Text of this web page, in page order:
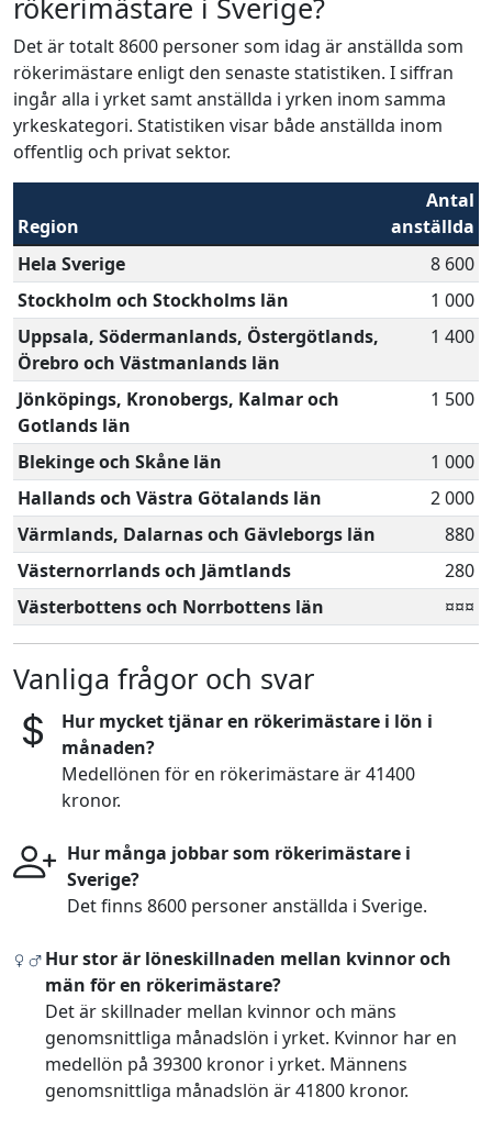
rökerimästare i Sverige?
Det är totalt 8600 personer som idag är anställda som
rökerimästare enligt den senaste statistiken. I siffran
ingår alla i yrket samt anställda i yrken inom samma
yrkeskategori. Statistiken visar både anställda inom
offentlig och privat sektor.
Region
Antal
anställda
Hela Sverige
8 600
Stockholm och Stockholms län
1 000
Uppsala, Södermanlands, Östergötlands,
Örebro och Västmanlands län
1 400
Jönköpings, Kronobergs, Kalmar och
Gotlands län
1 500
Blekinge och Skåne län
1 000
Hallands och Västra Götalands län
2 000
Värmlands, Dalarnas och Gävleborgs län
880
Västernorrlands och Jämtlands
280
Västerbottens och Norrbottens län
¤¤¤
Vanliga frågor och svar
Hur mycket tjänar en rökerimästare i lön i
månaden?
Medellönen för en rökerimästare är 41400
kronor.
Hur många jobbar som rökerimästare i
Sverige?
Det finns 8600 personer anställda i Sverige.
Hur stor är löneskillnaden mellan kvinnor och
män för en rökerimästare?
Det är skillnader mellan kvinnor och mäns
genomsnittliga månadslön i yrket. Kvinnor har en
medellön på 39300 kronor i yrket. Männens
genomsnittliga månadslön är 41800 kronor.